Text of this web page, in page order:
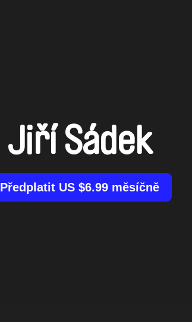
Jiří Sádek
Předplatit US $6.99 měsíčně